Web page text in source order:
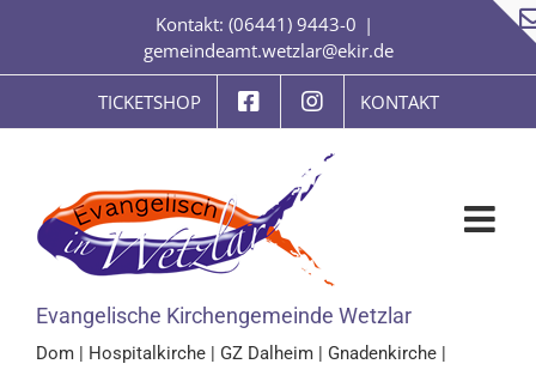
springen
Kontakt: (06441) 9443-0 |
gemeindeamt.wetzlar@ekir.de
TICKETSHOP KONTAKT
Evangelische Kirchengemeinde Wetzlar
Dom | Hospitalkirche | GZ Dalheim | Gnadenkirche |